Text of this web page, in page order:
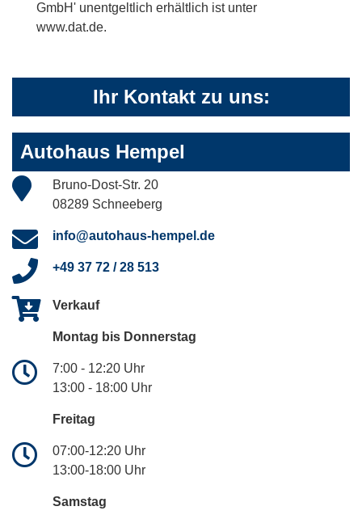
GmbH' unentgeltlich erhältlich ist unter
www.dat.de.
Ihr Kontakt zu uns:
Autohaus Hempel
Bruno-Dost-Str. 20
08289 Schneeberg
info@autohaus-hempel.de
+49 37 72 / 28 513
Verkauf
Montag bis Donnerstag
7:00 - 12:20 Uhr
13:00 - 18:00 Uhr
Freitag
07:00-12:20 Uhr
13:00-18:00 Uhr
Samstag